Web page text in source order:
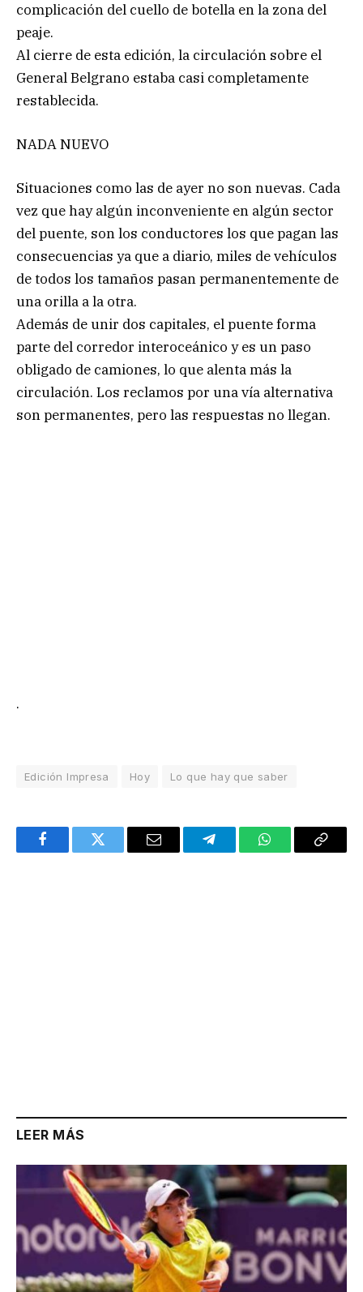
complicación del cuello de botella en la zona del
peaje.
Al cierre de esta edición, la circulación sobre el
General Belgrano estaba casi completamente
restablecida.
NADA NUEVO
Situaciones como las de ayer no son nuevas. Cada
vez que hay algún inconveniente en algún sector
del puente, son los conductores los que pagan las
consecuencias ya que a diario, miles de vehículos
de todos los tamaños pasan permanentemente de
una orilla a la otra.
Además de unir dos capitales, el puente forma
parte del corredor interoceánico y es un paso
obligado de camiones, lo que alenta más la
circulación. Los reclamos por una vía alternativa
son permanentes, pero las respuestas no llegan.
.
Edición Impresa Hoy Lo que hay que saber
FacebookTwitter Email TelegramWhatsAppCopy
LEER MÁS